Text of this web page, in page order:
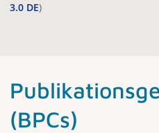
3.0 DE)
(BPCs)